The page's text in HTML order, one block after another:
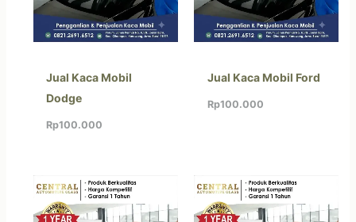
Jual Kaca Mobil
Dodge
Rp100.000
Jual Kaca Mobil Ford
Rp100.000